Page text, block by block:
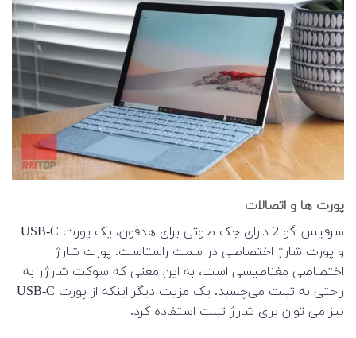
پورت ها و اتصالات
سرفیس گو 2 دارای جک صوتی برای هدفون، یک پورت USB-C
و پورت شارژ اختصاصی در سمت راستاست. پورت شارژ
اختصاصی مغناطیسی است، به این معنی که سوکت شارژر به
راحتی به تبلت می‌چسبد. یک مزیت دیگر اینکه از پورت USB-C
نیز می توان برای شارژ تبلت استفاده کرد.